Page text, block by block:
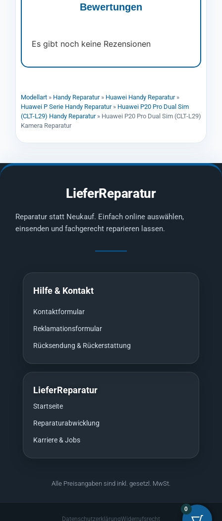
Bewertungen
Es gibt noch keine Rezensionen
Modellart » Handy Reparatur» Huawei Handy Reparatur»
Huawei P Serie Handy Reparatur» Huawei P20 Pro Dual Sim
(CLT-L29) Handy Reparatur» Huawei P20 Pro Dual Sim (CLT-L29)
Kamera Reparatur
LieferReparatur
Reparatur statt Neukauf. Einfach online auswählen,
einsenden und fachgerecht reparieren lassen.
Hilfe & Kontakt
Kontaktformular
Reklamationsformular
Rücksendung & Rückerstattung
LieferReparatur
Startseite
Reparaturabwicklung
Karriere & Jobs
Alle Preisangaben sind inkl. gesetzl. MwSt.
DatenschutzerklärungWiderrufsrecht
0